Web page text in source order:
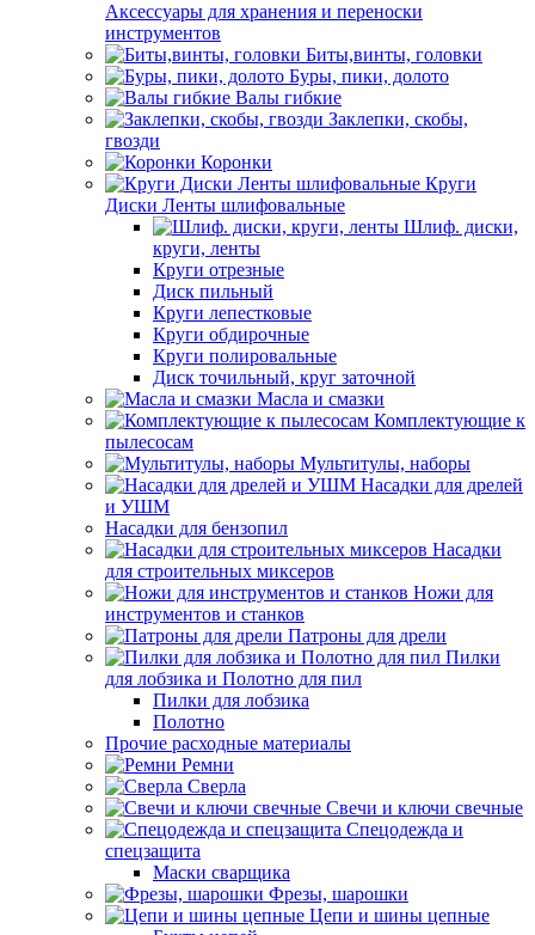
Аксессуары для хранения и переноски
инструментов
Биты,винты, головки
Буры, пики, долото
Валы гибкие
Заклепки, скобы,
гвозди
Коронки
Круги
Диски Ленты шлифовальные
Шлиф. диски,
круги, ленты
Круги отрезные
Диск пильный
Круги лепестковые
Круги обдирочные
Круги полировальные
Диск точильный, круг заточной
Масла и смазки
Комплектующие к
пылесосам
Мультитулы, наборы
Насадки для дрелей
и УШМ
Насадки для бензопил
Насадки
для строительных миксеров
Ножи для
инструментов и станков
Патроны для дрели
Пилки
для лобзика и Полотно для пил
Пилки для лобзика
Полотно
Прочие расходные материалы
Ремни
Сверла
Свечи и ключи свечные
Спецодежда и
спецзащита
Маски сварщика
Фрезы, шарошки
Цепи и шины цепные